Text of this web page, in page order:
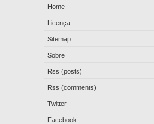
Home
Licença
Sitemap
Sobre
Rss (posts)
Rss (comments)
Twitter
Facebook